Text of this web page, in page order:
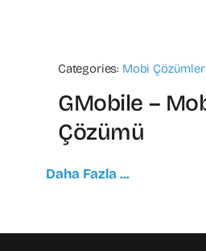
Categories: Mobi Çözümler
GMobile –
Çözümü
Daha Fazla ...